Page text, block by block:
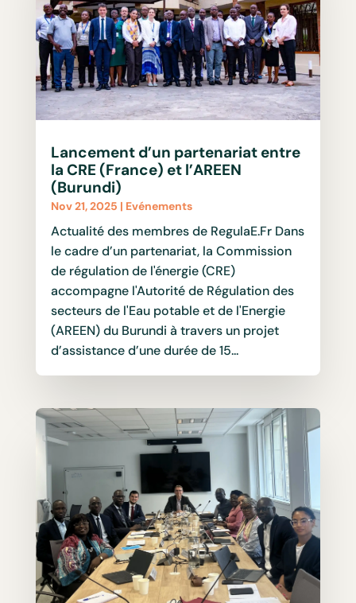
Lancement d’un partenariat entre
la CRE (France) et l’AREEN
(Burundi)
Nov 21, 2025 | Evénements
Actualité des membres de RegulaE.Fr Dans
le cadre d’un partenariat, la Commission
de régulation de l'énergie (CRE)
accompagne l'Autorité de Régulation des
secteurs de l'Eau potable et de l'Energie
(AREEN) du Burundi à travers un projet
d’assistance d’une durée de 15...